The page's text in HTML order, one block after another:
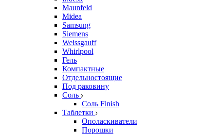
Maunfeld
Midea
Samsung
Siemens
Weissgauff
Whirlpool
Гель
Компактные
Отдельностоящие
Под раковину
Соль
Соль Finish
Таблетки
Ополаскиватели
Порошки